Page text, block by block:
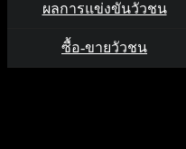
ผลการแข่งขันวัวชน
ซื้อ-ขายวัวชน